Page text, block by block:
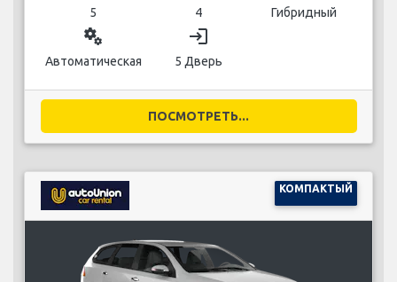
5 4 Гибридный
miscellaneous_services
Автоматическая
login
5 Дверь
ПОСМОТРЕТЬ...
КОМПАКТЫЙ